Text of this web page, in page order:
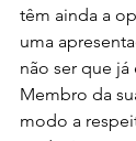
têm ainda a
uma
não ser que
Membro da
modo a